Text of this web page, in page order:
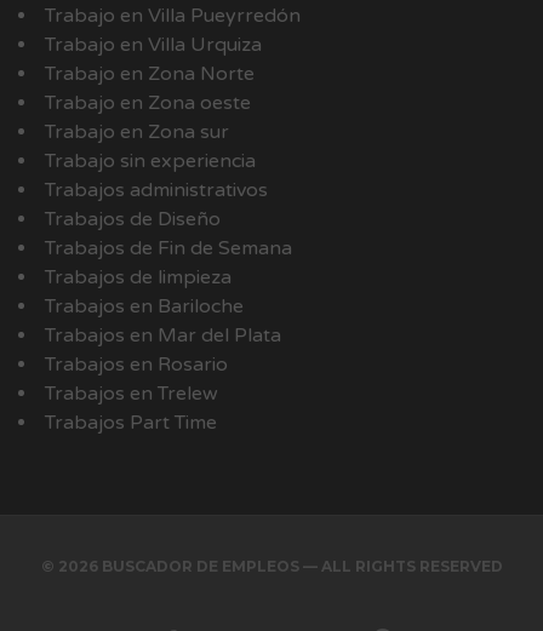
Trabajo en Villa Pueyrredón
Trabajo en Villa Urquiza
Trabajo en Zona Norte
Trabajo en Zona oeste
Trabajo en Zona sur
Trabajo sin experiencia
Trabajos administrativos
Trabajos de Diseño
Trabajos de Fin de Semana
Trabajos de limpieza
Trabajos en Bariloche
Trabajos en Mar del Plata
Trabajos en Rosario
Trabajos en Trelew
Trabajos Part Time
© 2026 BUSCADOR DE EMPLEOS — ALL RIGHTS RESERVED